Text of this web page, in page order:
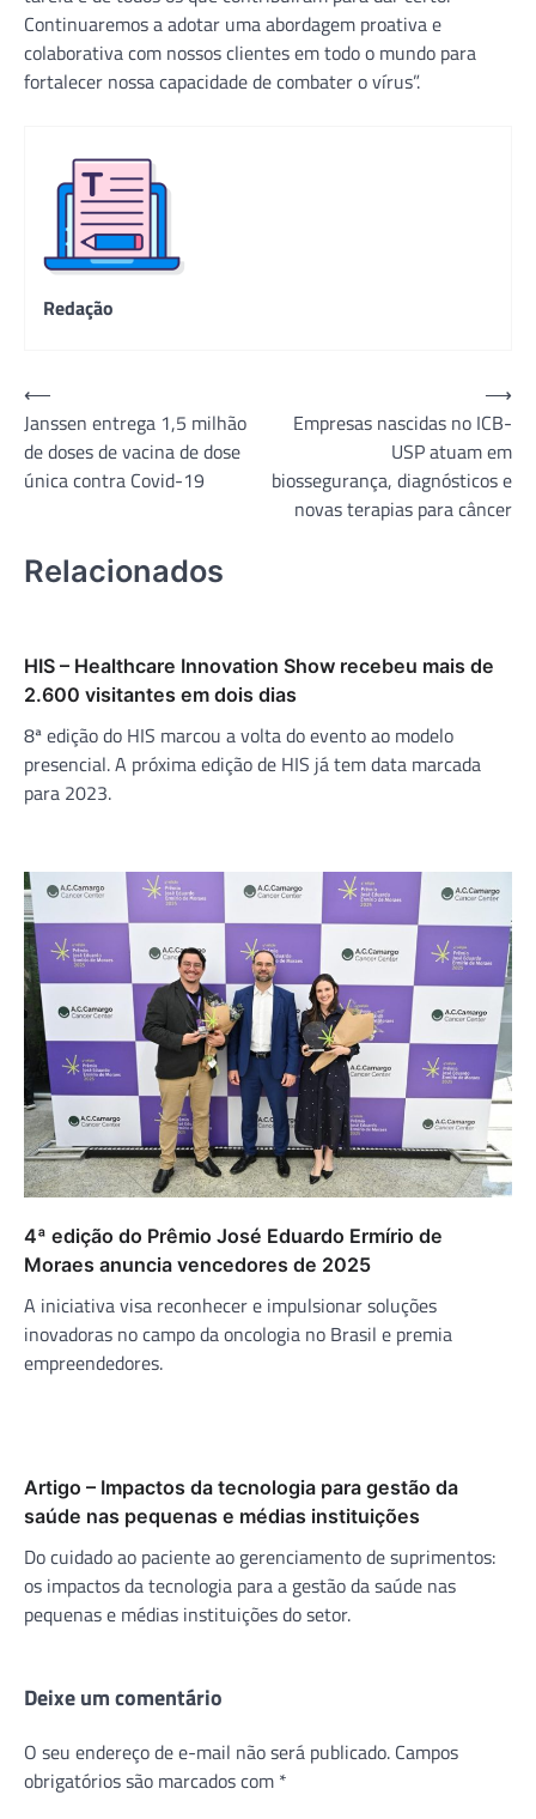
Continuaremos a adotar uma abordagem proativa e
colaborativa com nossos clientes em todo o mundo para
fortalecer nossa capacidade de combater o vírus”.
Redação
Navegação
de
Post
⟵
Janssen entrega 1,5 milhão
de doses de vacina de dose
única contra Covid-19
Empresas nascidas no ICB-
USP atuam em
biossegurança, diagnósticos e
novas terapias para câncer
⟶
Relacionados
HIS – Healthcare Innovation Show recebeu mais de
2.600 visitantes em dois dias
8ª edição do HIS marcou a volta do evento ao modelo
presencial. A próxima edição de HIS já tem data marcada
para 2023.
4ª edição do Prêmio José Eduardo Ermírio de
Moraes anuncia vencedores de 2025
A iniciativa visa reconhecer e impulsionar soluções
inovadoras no campo da oncologia no Brasil e premia
empreendedores.
Artigo – Impactos da tecnologia para gestão da
saúde nas pequenas e médias instituições
Do cuidado ao paciente ao gerenciamento de suprimentos:
os impactos da tecnologia para a gestão da saúde nas
pequenas e médias instituições do setor.
Deixe um comentário
O seu endereço de e-mail não será publicado. Campos
obrigatórios são marcados com *